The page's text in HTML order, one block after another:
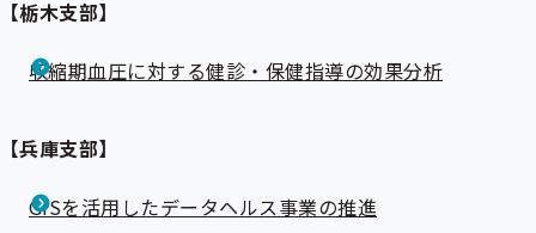
【栃木支部】
収縮期血圧に対する健診・保健指導の効果分析
【兵庫支部】
GISを活用したデータヘルス事業の推進